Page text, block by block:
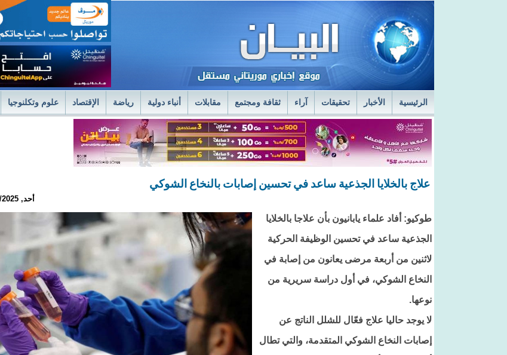
الرئيسية الأخبار تحقيقات آراء ثقافة ومجتمع مقابلات أنباء دولية رياضة الإقتصاد علوم وتكلنوجيا
السفير الروسي في نواكشوط يزور مركز الصحراء المستشفى العسكري بنواكشوط يعلن استئناف علاج حصى الكلى بتقنية
قائد أركان الجيوش يعاين الخدمات الطبية في المستشفى العسكري وزير الصحةً يترأس اجتماعا استثنائيا للديوان الموسع
علاج بالخلايا الجذعية ساعد في تحسين إصابات بالنخاع الشوكي
أحد, 23/03/2025 - 21:12
طوكيو: أفاد علماء يابانيون بأن علاجا بالخلايا
الجذعية ساعد في تحسين الوظيفة الحركية
لاثنين من أربعة مرضى يعانون من إصابة في
النخاع الشوكي، في أول دراسة سريرية من
نوعها.
لا يوجد حاليا علاج فعّال للشلل الناتج عن
إصابات النخاع الشوكي المتقدمة، والتي تطال